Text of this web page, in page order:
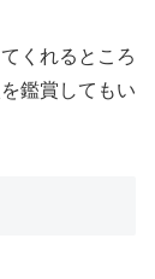
くれるところ
鑑賞してもい